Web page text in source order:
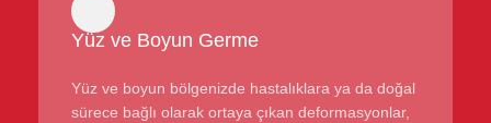
Yüz ve Boyun Germe
Yüz ve boyun bölgenizde hastalıklara ya da doğal
sürece bağlı olarak ortaya çıkan deformasyonlar,